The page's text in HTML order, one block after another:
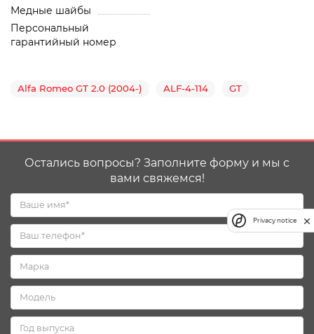
Медные шайбы
Персональный
гарантийный номер
Alfa Romeo GT 2.0 (2004-) ALF-4-114 GT
Остались вопросы? Заполните форму и мы с
вами свяжемся!
Privacy notice